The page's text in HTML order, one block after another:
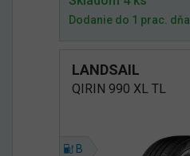
Dodanie do 1 prac. dňa
LANDSAIL
QIRIN 990 XL TL
B